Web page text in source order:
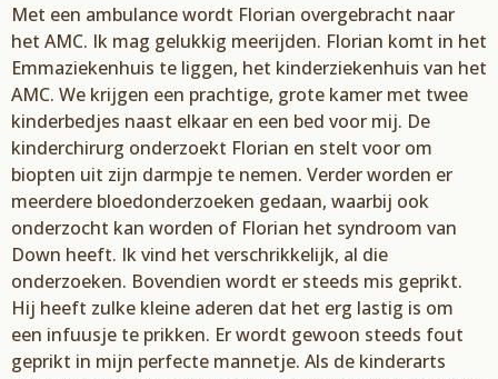
Met een ambulance wordt Florian overgebracht naar
het AMC. Ik mag gelukkig meerijden. Florian komt in het
Emmaziekenhuis te liggen, het kinderziekenhuis van het
AMC. We krijgen een prachtige, grote kamer met twee
kinderbedjes naast elkaar en een bed voor mij. De
kinderchirurg onderzoekt Florian en stelt voor om
biopten uit zijn darmpje te nemen. Verder worden er
meerdere bloedonderzoeken gedaan, waarbij ook
onderzocht kan worden of Florian het syndroom van
Down heeft. Ik vind het verschrikkelijk, al die
onderzoeken. Bovendien wordt er steeds mis geprikt.
Hij heeft zulke kleine aderen dat het erg lastig is om
een infuusje te prikken. Er wordt gewoon steeds fout
geprikt in mijn perfecte mannetje. Als de kinderarts